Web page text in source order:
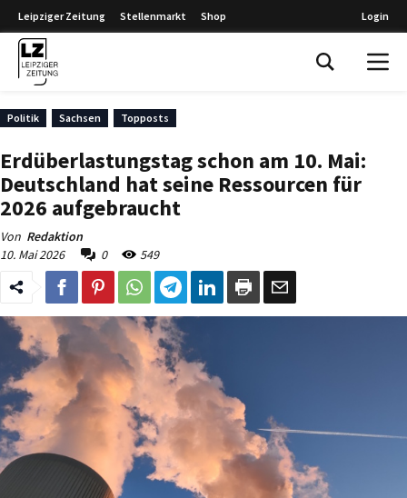
Leipziger Zeitung Stellenmarkt Shop Login
Politik Sachsen Topposts
Erdüberlastungstag schon am 10. Mai:
Deutschland hat seine Ressourcen für
2026 aufgebraucht
Von Redaktion
10. Mai 2026
0 549